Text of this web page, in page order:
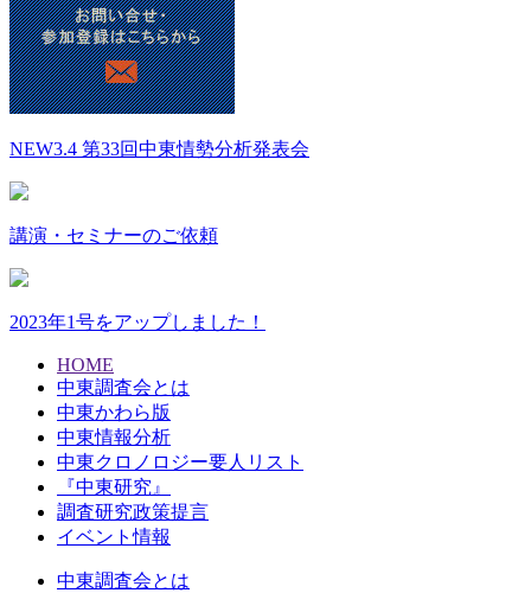
NEW3.4 第33回中東情勢分析発表会
講演・セミナーのご依頼
2023年1号をアップしました！
HOME
中東調査会とは
中東かわら版
中東情報分析
中東クロノロジー要人リスト
『中東研究』
調査研究政策提言
イベント情報
中東調査会とは